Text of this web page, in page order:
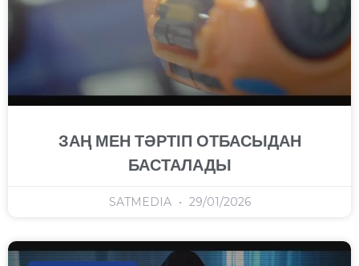
ЗАҢ МЕН ТӘРТІП ОТБАСЫДАН
БАСТАЛАДЫ
SATMEDIA 29/01/2026